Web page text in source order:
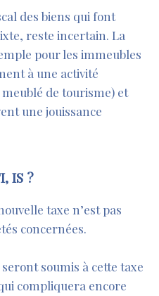
des biens qui font
reste incertain. La
pour les immeubles
à une activité
de tourisme) et
une jouissance
IS ?
taxe n’est pas
concernées.
soumis à cette taxe
compliquera encore